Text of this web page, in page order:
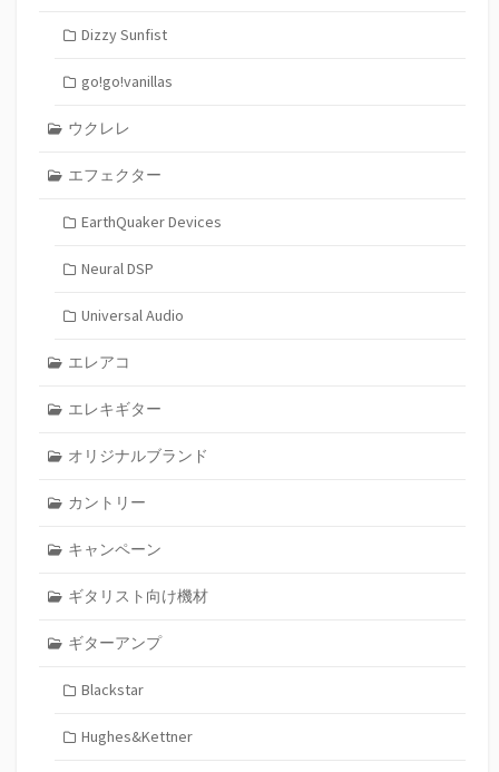
Dizzy Sunfist
go!go!vanillas
ウクレレ
エフェクター
EarthQuaker Devices
Neural DSP
Universal Audio
エレアコ
エレキギター
オリジナルブランド
カントリー
キャンペーン
ギタリスト向け機材
ギターアンプ
Blackstar
Hughes&Kettner